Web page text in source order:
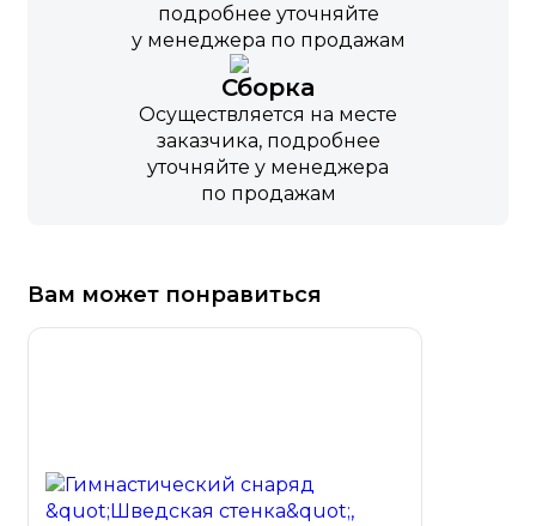
подробнее уточняйте
у менеджера по продажам
Сборка
Осуществляется на месте
заказчика, подробнее
уточняйте у менеджера
по продажам
Вам может понравиться